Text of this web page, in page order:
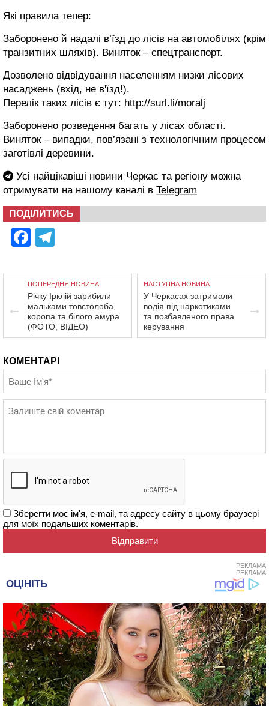
Які правила тепер:
Заборонено й надалі в’їзд до лісів на автомобілях (крім
транзитних шляхів). Виняток – спецтранспорт.
Дозволено відвідування населенням низки лісових
насаджень (вхід, не в'їзд!).
Перелік таких лісів є тут: http://surl.li/moralj
Заборонено розведення багать у лісах області.
Виняток – випадки, пов’язані з технологічним процесом
заготівлі деревини.
Усі найцікавіші новини Черкас та регіону можна
отримувати на нашому каналі в Telegram
ПОДІЛИТИСЬ
Facebook
ПОПЕРЕДНЯ НОВИНА
Річку Ірклій зарибили
мальками товстолоба,
коропа та білого амура
(ФОТО, ВІДЕО)
НАСТУПНА НОВИНА
У Черкасах затримали
водія під наркотиками
та позбавленого права
керування
КОМЕНТАРІ
Зберегти моє ім'я, e-mail, та адресу сайту в цьому браузері
для моїх подальших коментарів.
РЕКЛАМА
РЕКЛАМА